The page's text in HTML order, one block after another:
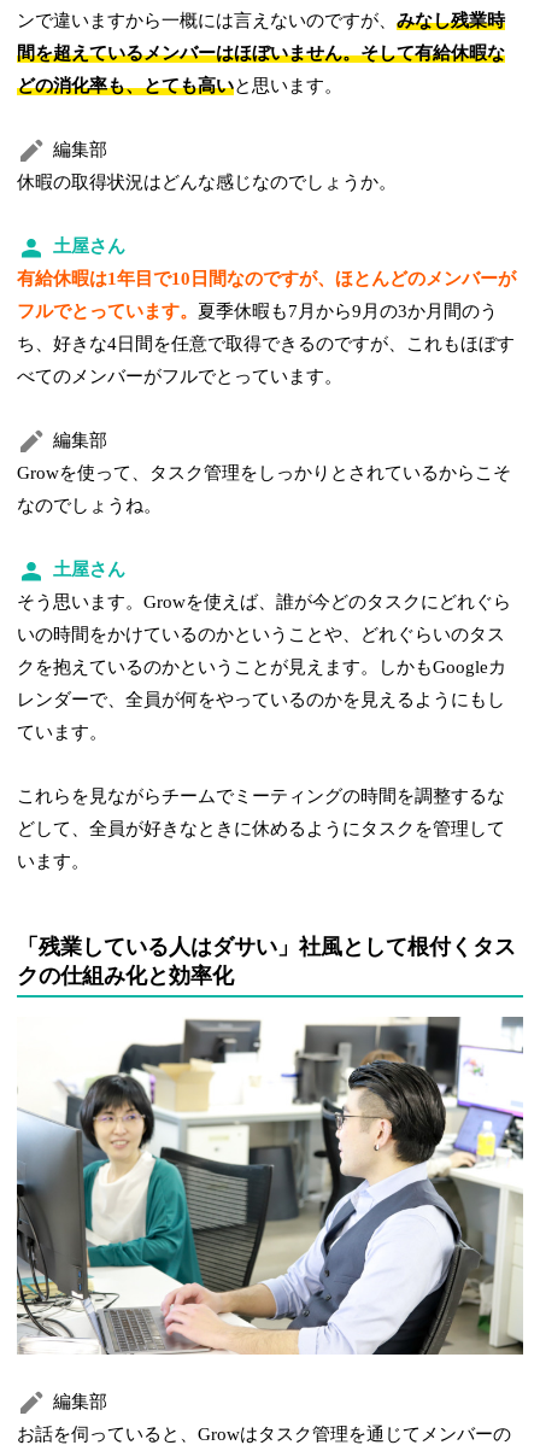
ンで違いますから一概には言えないのですが、みなし残業時
間を超えているメンバーはほぼいません。そして有給休暇な
どの消化率も、とても高いと思います。
編集部
休暇の取得状況はどんな感じなのでしょうか。
土屋さん
有給休暇は1年目で10日間なのですが、ほとんどのメンバーが
フルでとっています。 夏季休暇も7月から9月の3か月間のう
ち、好きな4日間を任意で取得できるのですが、これもほぼす
べてのメンバーがフルでとっています。
編集部
Growを使って、タスク管理をしっかりとされているからこそ
なのでしょうね。
土屋さん
そう思います。Growを使えば、誰が今どのタスクにどれぐら
いの時間をかけているのかということや、どれぐらいのタス
クを抱えているのかということが見えます。しかもGoogleカ
レンダーで、全員が何をやっているのかを見えるようにもし
ています。
これらを見ながらチームでミーティングの時間を調整するな
どして、全員が好きなときに休めるようにタスクを管理して
います。
「残業している人はダサい」社風として根付くタス
クの仕組み化と効率化
編集部
お話を伺っていると、Growはタスク管理を通じてメンバーの